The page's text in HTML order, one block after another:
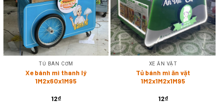
TỦ BÁN CƠM
Xe bánh mì thanh lý
1M2x60x1M95
12₫
XE ĂN VẶT
Tủ bánh mì ăn vặt
1M2x1M2x1M95
12₫